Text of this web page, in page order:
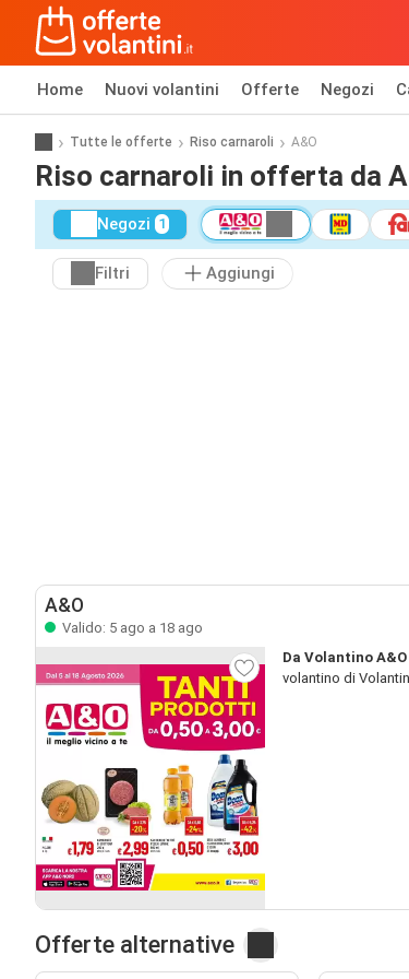
Home Nuovi volantini Offerte Negozi
Tutte le offerte Riso carnaroli A&O
Riso carnaroli in offerta da
Negozi 1
Filtri Aggiungi
A&O
Valido: 5 ago a 18 ago
Da Volantino
volantino di
Offerte alternative